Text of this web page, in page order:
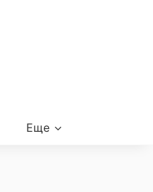
Еще